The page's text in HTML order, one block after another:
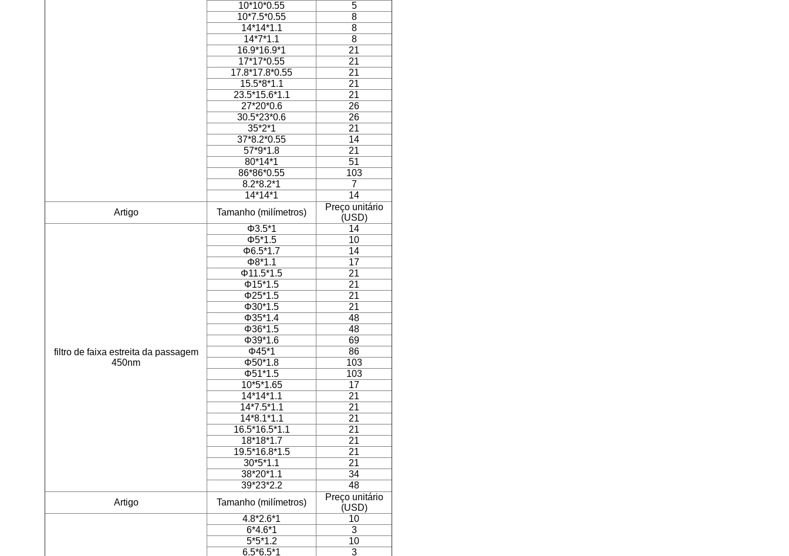
10*10*0.55
5
10*7.5*0.55
8
14*14*1.1
8
14*7*1.1
8
16.9*16.9*1
21
17*17*0.55
21
17.8*17.8*0.55
21
15.5*8*1.1
21
23.5*15.6*1.1
21
27*20*0.6
26
30.5*23*0.6
26
35*2*1
21
37*8.2*0.55
14
57*9*1.8
21
80*14*1
51
86*86*0.55
103
8.2*8.2*1
7
14*14*1
14
Artigo
Tamanho (milímetros)
Preço unitário
(USD)
filtro de faixa estreita da passagem
450nm
Φ3.5*1
14
Φ5*1.5
10
Φ6.5*1.7
14
Φ8*1.1
17
Φ11.5*1.5
21
Φ15*1.5
21
Φ25*1.5
21
Φ30*1.5
21
Φ35*1.4
48
Φ36*1.5
48
Φ39*1.6
69
Φ45*1
86
Φ50*1.8
103
Φ51*1.5
103
10*5*1.65
17
14*14*1.1
21
14*7.5*1.1
21
14*8.1*1.1
21
16.5*16.5*1.1
21
18*18*1.7
21
19.5*16.8*1.5
21
30*5*1.1
21
38*20*1.1
34
39*23*2.2
48
Artigo
Tamanho (milímetros)
Preço unitário
(USD)
4.8*2.6*1
10
6*4.6*1
3
5*5*1.2
10
6.5*6.5*1
3